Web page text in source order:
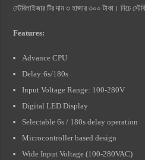
স্টেবিলাইজার টির দাম ৩ হাজার ৩০০ টাকা। নিচে
Features:
Advance CPU
Delay:6s/180s
Input Voltage Range: 100-280V
Digital LED Display
Selectable 6s / 180s delay operation
Microcontroller based design
Wide Input Voltage (100-280VAC)